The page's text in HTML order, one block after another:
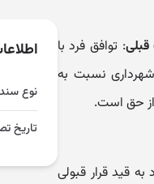
قبلی: توافق فرد با
نسبت به
از حق است.
قید قرار قبولی
نوع سند
تاریخ